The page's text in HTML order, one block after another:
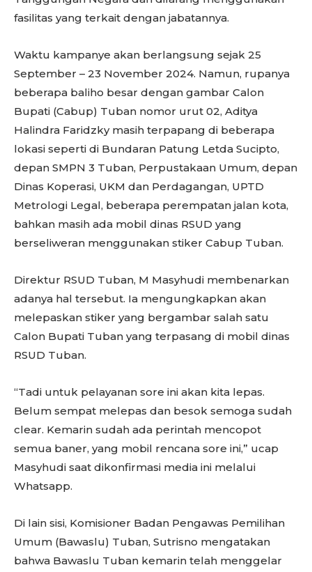
fasilitas yang terkait dengan jabatannya.
Waktu kampanye akan berlangsung sejak 25
September – 23 November 2024. Namun, rupanya
beberapa baliho besar dengan gambar Calon
Bupati (Cabup) Tuban nomor urut 02, Aditya
Halindra Faridzky masih terpapang di beberapa
lokasi seperti di Bundaran Patung Letda Sucipto,
depan SMPN 3 Tuban, Perpustakaan Umum, depan
Dinas Koperasi, UKM dan Perdagangan, UPTD
Metrologi Legal, beberapa perempatan jalan kota,
bahkan masih ada mobil dinas RSUD yang
berseliweran menggunakan stiker Cabup Tuban.
Direktur RSUD Tuban, M Masyhudi membenarkan
adanya hal tersebut. Ia mengungkapkan akan
melepaskan stiker yang bergambar salah satu
Calon Bupati Tuban yang terpasang di mobil dinas
RSUD Tuban.
“Tadi untuk pelayanan sore ini akan kita lepas.
Belum sempat melepas dan besok semoga sudah
clear. Kemarin sudah ada perintah mencopot
semua baner, yang mobil rencana sore ini,” ucap
Masyhudi saat dikonfirmasi media ini melalui
Whatsapp.
Di lain sisi, Komisioner Badan Pengawas Pemilihan
Umum (Bawaslu) Tuban, Sutrisno mengatakan
bahwa Bawaslu Tuban kemarin telah menggelar